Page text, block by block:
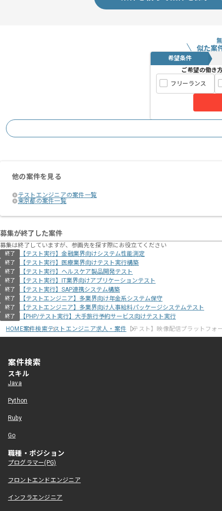
似た案
希望条件
ご希望の働き
フリーランス
他の案件を見る
テストエンジニアの案件一覧
東京都の案件一覧
募集が終了した案件
募集は終了していますが、参画先を探す際にお役立てください
終了 【テスト実行】金融業界向けシステム性能測定
終了 【テスト実行】医療業界向けテスト実行構築
終了 【テスト実行】ヘルスケア製品開発テスト
終了 【テスト実行】IT業界向けアプリケーションテスト
終了 【テスト実行】SAP連携システム構築
終了 【テストエンジニア】多業界向け年金系システム保守
終了 【テストエンジニア】多業界向け人事給料パッケージシステムテスト
終了
【PHP/テスト実行】大手旅行予約サービス向けテスト実行
HOME案件検索テストエンジニア求人・案件 【テスト】映像配信プラットフォ
案件検索
スキル
Java
Python
Ruby
Go
職種・ポジション
プログラマー(PG)
フロントエンドエンジニア
インフラエンジニア